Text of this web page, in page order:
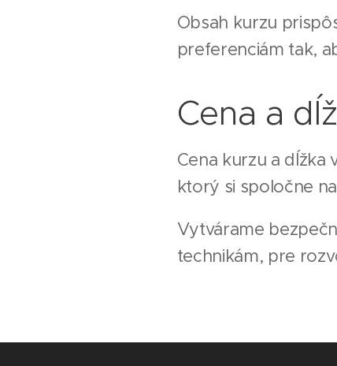
Obsah kurzu
preferenciám tak,
Cena a
Cena kurzu a dĺžka
ktorý si spoločne
Vytvárame
technikám, pre